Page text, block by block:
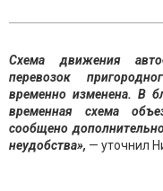
Схема движения
перевозок
временно изменена. В
временная схема
сообщено
неудобства», — уточнил